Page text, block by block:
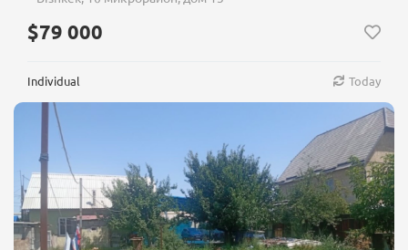
$79 000
Individual Today